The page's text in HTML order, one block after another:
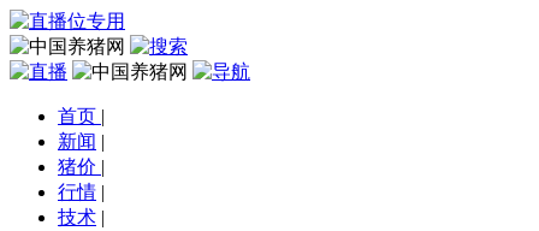
首页 |
新闻 |
猪价 |
行情 |
技术 |